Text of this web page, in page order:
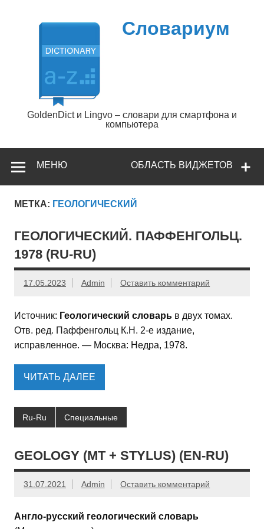
содержимому
Словариум
GoldenDict и Lingvo – словари для смартфона и
компьютера
ОБЛАСТЬ ВИДЖЕТОВ
МЕНЮ
МЕТКА: ГЕОЛОГИЧЕСКИЙ
ГЕОЛОГИЧЕСКИЙ. ПАФФЕНГОЛЬЦ.
1978 (RU-RU)
17.05.2023 Admin Оставить комментарий
Источник: Геологический словарь в двух томах.
Отв. ред. Паффенгольц К.Н. 2-е издание,
исправленное. — Москва: Недра, 1978.
ЧИТАТЬ ДАЛЕЕ
Ru-Ru Специальные
GEOLOGY (МТ + STYLUS) (EN-RU)
31.07.2021 Admin Оставить комментарий
Англо-русский геологический словарь